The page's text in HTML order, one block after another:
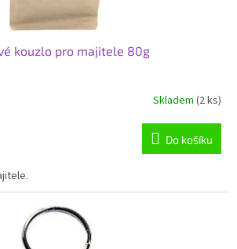
kouzlo pro majitele 80g
Skladem (2 ks)
Do košíku